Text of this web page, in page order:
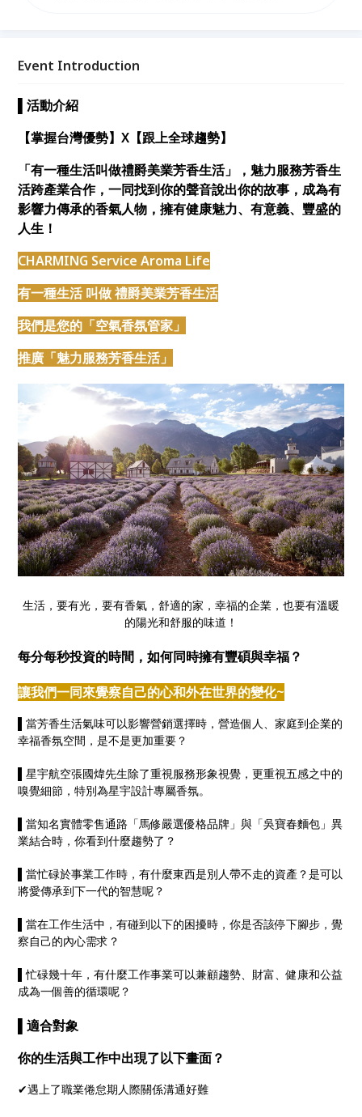
Event Introduction
▌活動介紹
【掌握台灣優勢】X【跟上全球趨勢】
「有一種生活叫做禮爵美業芳香生活」，魅力服務芳香生
活跨產業合作，一同找到你的聲音說出你的故事，成為有
影響力傳承的香氣人物，擁有健康魅力、有意義、豐盛的
人生！
CHARMING Service Aroma Life
有一種生活 叫做 禮爵美業芳香生活
我們是您的「空氣香氛管家」
推廣「魅力服務芳香生活」
生活，要有光，要有香氣，舒適的家，幸福的企業，也要有溫暖
的陽光和舒服的味道！
每分每秒投資的時間，如何同時擁有豐碩與幸福？
讓我們一同來覺察自己的心和外在世界的變化~
▌當芳香生活氣味可以影響營銷選擇時，營造個人、家庭到企業的
幸福香氛空間，是不是更加重要？
▌星宇航空張國煒先生除了重視服務形象視覺，更重視五感之中的
嗅覺細節，特別為星宇設計專屬香氛。
▌當知名實體零售通路「馬修嚴選優格品牌」與「吳寶春麵包」異
業結合時，你看到什麼趨勢了？
▌當忙碌於事業工作時，有什麼東西是別人帶不走的資產？是可以
將愛傳承到下一代的智慧呢？
▌當在工作生活中，有碰到以下的困擾時，你是否該停下腳步，覺
察自己的內心需求？
▌忙碌幾十年，有什麼工作事業可以兼顧趨勢、財富、健康和公益
成為一個善的循環呢？
▌適合對象
你的生活與工作中出現了以下畫面？
✔遇上了職業倦怠期人際關係溝通好難